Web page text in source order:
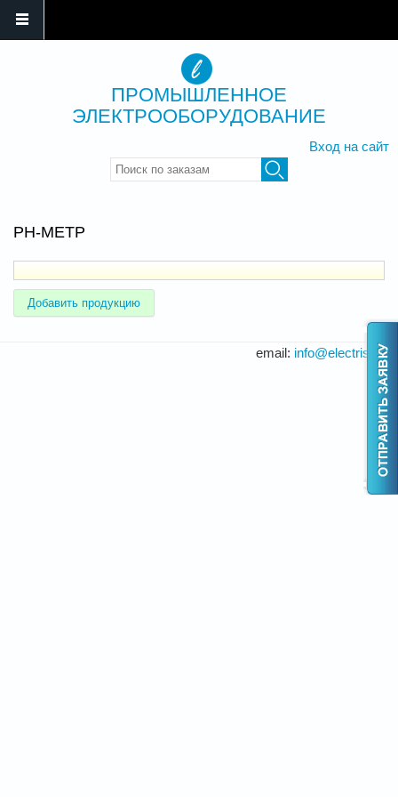
ПРОМЫШЛЕННОЕ
ЭЛЕКТРООБОРУДОВАНИЕ
Вход на сайт
Введите ключевые слова для
PH-МЕТР
Добавить продукцию
email: info@electris.ru